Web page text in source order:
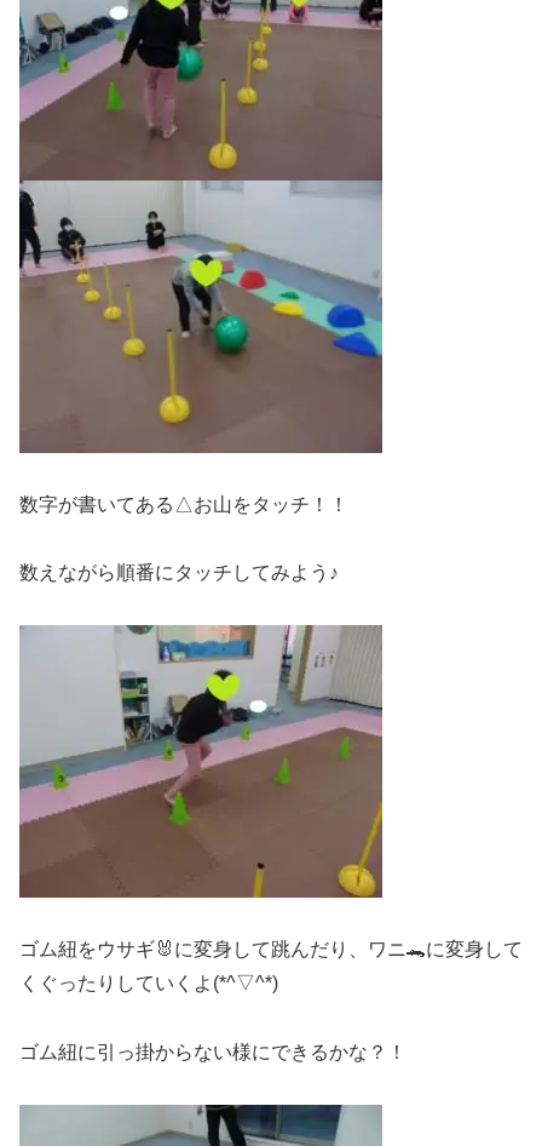
数字が書いてある△お山をタッチ！！
数えながら順番にタッチしてみよう♪
ゴム紐をウサギ🐰に変身して跳んだり、ワニ🐊に変身して
くぐったりしていくよ(*^▽^*)
ゴム紐に引っ掛からない様にできるかな？！